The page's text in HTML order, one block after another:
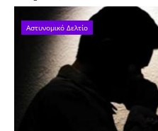
Αστυνομικό Δελτίο